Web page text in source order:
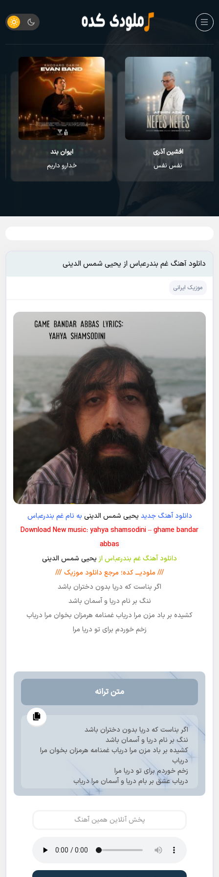
ایوان بند
خدارو داریم
راغب
عطر تو
دانلود آهنگ غم بندرعباس از یحیی شمس الدینی
موزیک ایرانی
دانلود آهنگ جدید یحیی شمس الدینی به نام غم بندرعباس
Download New music: yahya shamsodini – ghame bandar
abbas
دانلود آهنگ غم بندرعباس از یحیی شمس الدینی
/// ملودیـــ کده؛ مرجع دانلود موزیک ///
اگر بناست که دریا بدون دختران باشد
ننگ بر نام دریا و آسمان باشد
کشیده بر باد مزن مرا دریاب غمنامه هرمزان بخوان مرا دریاب
زخم خوردم برای تو دریا مرا
متن ترانه
اگر بناست که دریا بدون دختران باشد
ننگ بر نام دریا و آسمان باشد
کشیده بر باد مزن مرا دریاب غمنامه هرمزان بخوان مرا
دریاب
زخم خوردم برای تو دریا مرا
دریاب عشق بر بام دریا و آسمان مرا دریاب
کشیده بر باد مزن مرا دریاب غمنامه هرمزان بخوان مرا
مرا دریاب در این بوسه باران خون مرا دریاب
مرا عاشقانه جو مرا دریاب قصه خون بگو
دریاب
پخش آنلاین همین آهنگ